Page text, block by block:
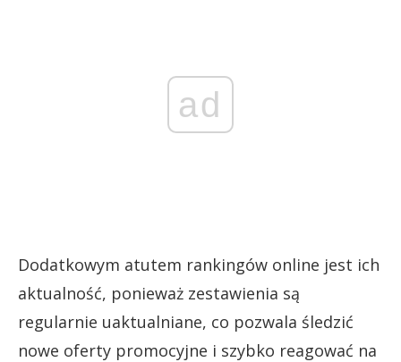
ad
Dodatkowym atutem rankingów online jest ich
aktualność, ponieważ zestawienia są
regularnie uaktualniane, co pozwala śledzić
nowe oferty promocyjne i szybko reagować na